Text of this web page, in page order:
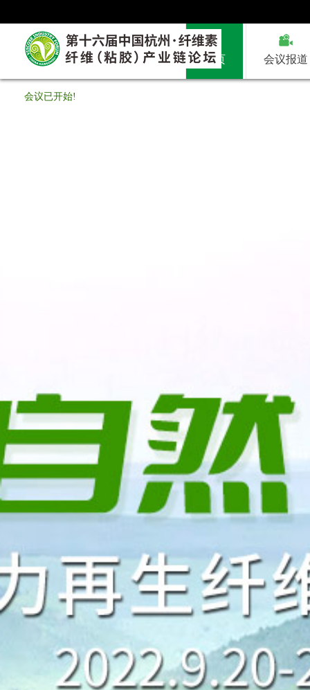
首页 会议报道
会议已开始!